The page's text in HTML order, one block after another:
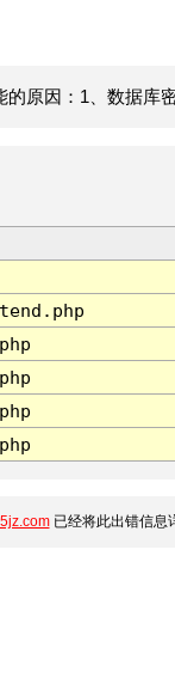
原因：1、数据库
已经将此出错信息